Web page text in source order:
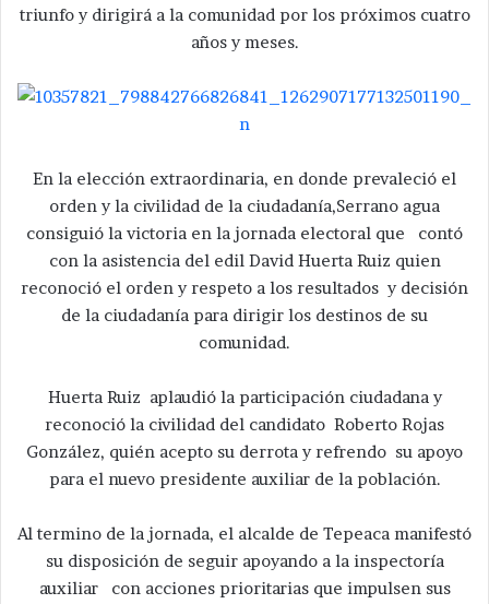
triunfo y dirigirá a la comunidad por los próximos cuatro
años y meses.
En la elección extraordinaria, en donde prevaleció el
orden y la civilidad de la ciudadanía,Serrano agua
consiguió la victoria en la jornada electoral que contó
con la asistencia del edil David Huerta Ruiz quien
reconoció el orden y respeto a los resultados y decisión
de la ciudadanía para dirigir los destinos de su
comunidad.
Huerta Ruiz aplaudió la participación ciudadana y
reconoció la civilidad del candidato Roberto Rojas
González, quién acepto su derrota y refrendo su apoyo
para el nuevo presidente auxiliar de la población.
Al termino de la jornada, el alcalde de Tepeaca manifestó
su disposición de seguir apoyando a la inspectoría
auxiliar con acciones prioritarias que impulsen sus